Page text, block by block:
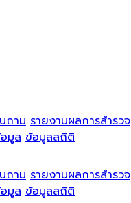
ถาม รายงานผลการสำรวจ
มูล ข้อมูลสถิติ
ถาม รายงานผลการสำรวจ
มูล ข้อมูลสถิติ